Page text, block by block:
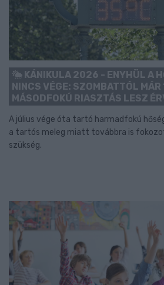
KÁNIKULA 2026 - ENYHÜL A
NINCS VÉGE: SZOMBATTÓL MÁR
MÁSODFOKÚ RIASZTÁS LESZ
A július vége óta tartó harmadfokú
a tartós meleg miatt továbbra is
szükség.